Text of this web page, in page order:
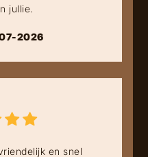
jullie.
2026
en snel